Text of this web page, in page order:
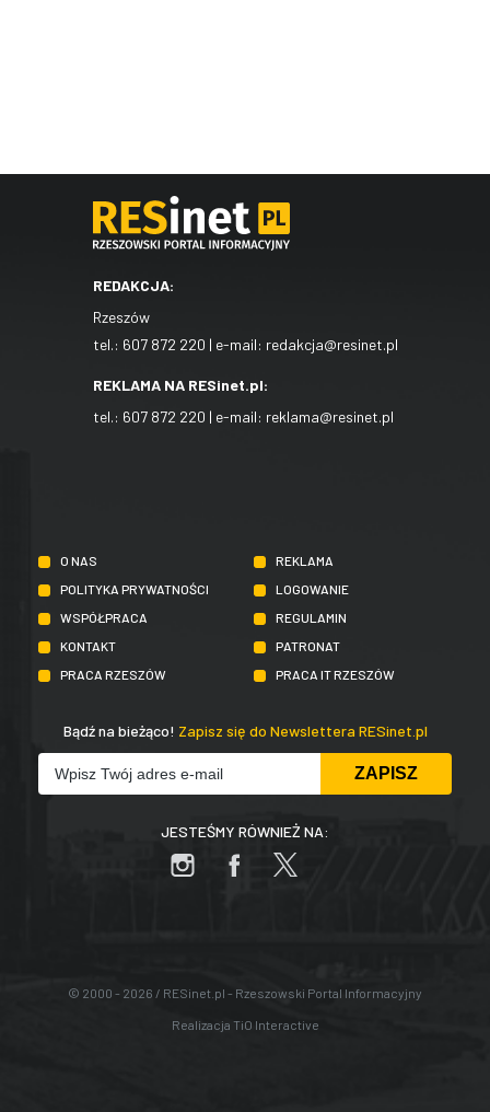
REDAKCJA:
Rzeszów
tel.: 607 872 220 | e-mail: redakcja@resinet.pl
REKLAMA NA RESinet.pl:
tel.: 607 872 220 | e-mail: reklama@resinet.pl
O NAS
REKLAMA
POLITYKA PRYWATNOŚCI
LOGOWANIE
WSPÓŁPRACA
REGULAMIN
KONTAKT
PATRONAT
PRACA RZESZÓW
PRACA IT RZESZÓW
Bądź na bieżąco! Zapisz się do Newslettera RESinet.pl
JESTEŚMY RÓWNIEŻ NA:
© 2000 - 2026 / RESinet.pl - Rzeszowski Portal Informacyjny
Realizacja TiO Interactive